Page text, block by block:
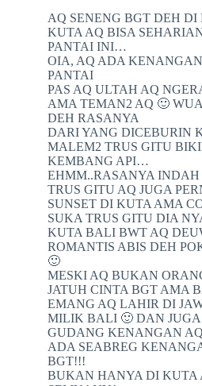
AQ SENENG BGT DEH
KUTA AQ BISA
PANTAI INI…
OIA, AQ ADA
PANTAI
PAS AQ ULTAH AQ
AMA TEMAN2 AQ 🙂
DEH RASANYA
DARI YANG DICEBURIN
MALEM2 TRUS GITU
KEMBANG API…
EHMM..RASANYA
TRUS GITU AQ JUGA
SUNSET DI KUTA AMA
SUKA TRUS GITU DIA
KUTA BALI BWT AQ
ROMANTIS ABIS DEH
🙂
MESKI AQ BUKAN
JATUH CINTA BGT AMA
EMANG AQ LAHIR DI
MILIK BALI 🙂 DAN
GUDANG KENANGAN
ADA SEABREG
BGT!!!
BUKAN HANYA DI KUTA